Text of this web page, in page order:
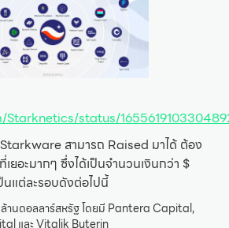
status/
สามารถ Raised มาได้ ต้อง
ยอะมากๆ ซึ่งได้เป็นจำนวนเงินกว่า $
แต่ละรอบดังต่อไปนี้
านดอลลาร์สหรัฐ โดยมี Pantera Capital,
และ Vitalik Buterin